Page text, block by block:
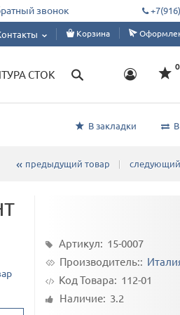
швейным цехам, дизайнерам, ателье.
звонок
Корзина
СТОК
0
В закладки
предыдущий товар
Артикул: 15-0007
Производитель::
Код Товара: 112-01
Наличие: 3.2